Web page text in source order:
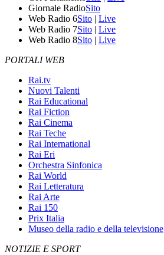
Giornale RadioSito
Web Radio 6Sito | Live
Web Radio 7Sito | Live
Web Radio 8Sito | Live
PORTALI WEB
Rai.tv
Nuovi Talenti
Rai Educational
Rai Fiction
Rai Cinema
Rai Teche
Rai International
Rai Eri
Orchestra Sinfonica
Rai World
Rai Letteratura
Rai Arte
Rai 150
Prix Italia
Museo della radio e della televisione
NOTIZIE E SPORT